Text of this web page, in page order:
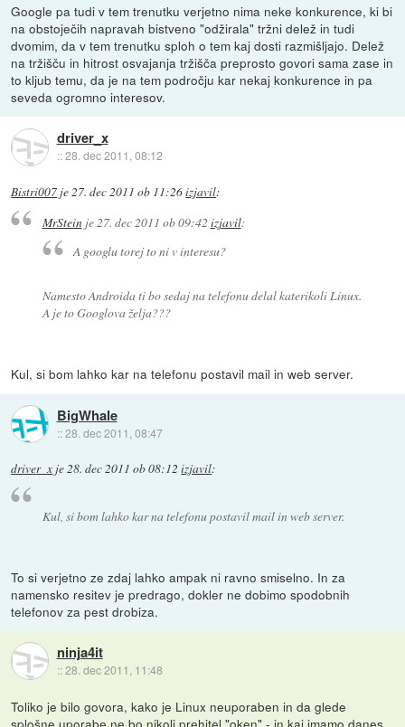
Google pa tudi v tem trenutku verjetno nima neke konkurence, ki bi
na obstoječih napravah bistveno "odžirala" tržni delež in tudi
dvomim, da v tem trenutku sploh o tem kaj dosti razmišljajo. Delež
na tržišču in hitrost osvajanja tržišča preprosto govori sama zase in
to kljub temu, da je na tem področju kar nekaj konkurence in pa
seveda ogromno interesov.
driver_x
::28. dec 2011, 08:12
Bistri007 je27. dec 2011 ob 11:26izjavil:
MrSteinje 27. dec 2011 ob 09:42 izjavil:
A googlu torej to ni v interesu?
Namesto Androida ti bo sedaj na telefonu delal katerikoli Linux.
A je to Googlova želja???
Kul, si bom lahko kar na telefonu postavil mail in web server.
BigWhale
::28. dec 2011, 08:47
driver_x je28. dec 2011 ob 08:12 izjavil:
Kul, si bom lahko kar na telefonu postavil mail in web server.
To si verjetno ze zdaj lahko ampak ni ravno smiselno. In za
namensko resitev je predrago, dokler ne dobimo spodobnih
telefonov za pest drobiza.
ninja4it
::28. dec 2011, 11:48
Toliko je bilo govora, kako je Linux neuporaben in da glede
splošne uporabe ne bo nikoli prehitel "oken" - in kaj imamo danes